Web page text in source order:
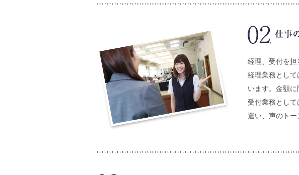
経理、受付を担
経理業務とし
います。金額に
受付業務とし
遣い、声のトー